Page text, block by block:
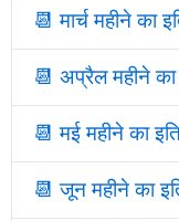
📆 मार्च महीने का
📆 अप्रैल महीने का
📆 मई महीने का
📆 जून महीने का